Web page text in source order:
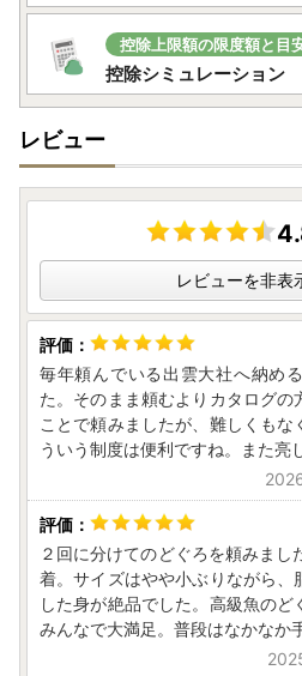
控除上限額の限度額と目
控除シミュレーション
レビュー
レビューを非表
毎年頼んでいる出雲大社へ納め
た。そのまま頼むよりカタログの
ことで頼みましたが、難しくもな
ういう制度は便利ですね。また亮
２回に分けてのどぐろを頼みまし
着。サイズはやや小ぶりながら、
した身が絶品でした。高級魚の
みんなで大満足。普段はなかなか